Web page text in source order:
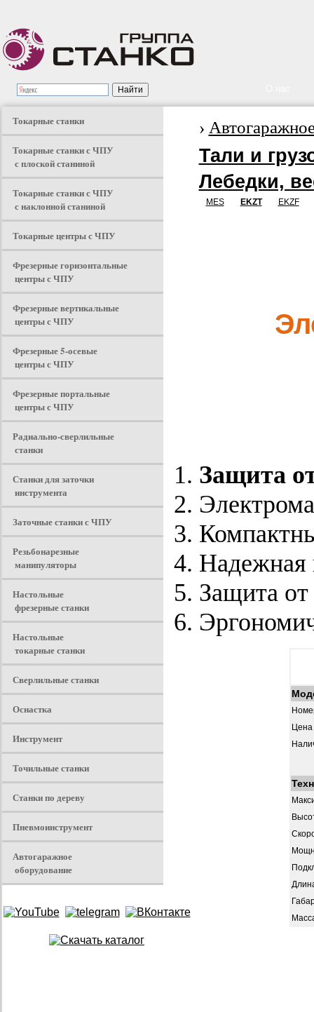
Токарные станки
Токарные станки с ЧПУ
с плоской станиной
Токарные станки с ЧПУ
с наклонной станиной
Токарные центры с ЧПУ
Фрезерные горизонтальные
центры с ЧПУ
Фрезерные вертикальные
центры с ЧПУ
Фрезерные 5-осевые
центры с ЧПУ
Фрезерные портальные
центры с ЧПУ
Радиально-сверлильные
станки
Станки для заточки
инструмента
Заточные станки с ЧПУ
Резьбонарезные
манипуляторы
Настольные
фрезерные станки
Настольные
токарные станки
Сверлильные станки
Оснастка
Инструмент
Точильные станки
Станки по дереву
Пневмоинструмент
Автогаражное
оборудование
›
Тали и
Лебедки,
MES EKZT EKZF
Защита
Надежная
Защита